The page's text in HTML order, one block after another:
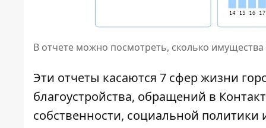
В отчете можно посмотреть, сколько
Эти отчеты касаются 7 сфер жизни
благоустройства, обращений в
собственности, социальной